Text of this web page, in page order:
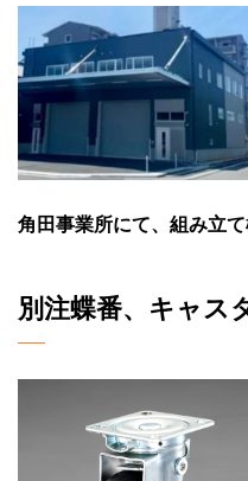
角田事業所にて、組み立て
別注蝶番、キャス